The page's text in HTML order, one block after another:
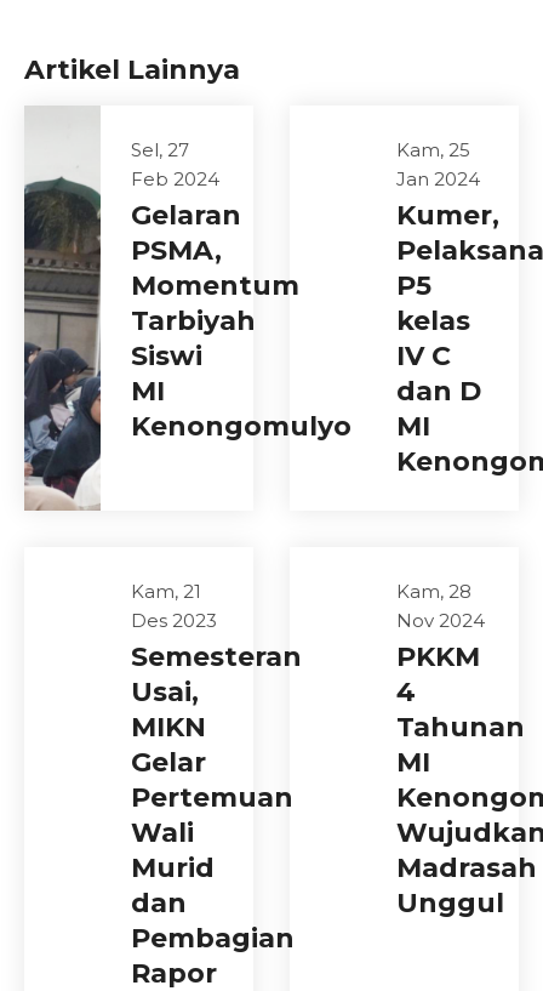
Artikel Lainnya
Sel, 27
Feb 2024
Gelaran
PSMA,
Momentum
Tarbiyah
Siswi
MI
Kenongomulyo
Kam, 25
Jan 2024
Kumer,
P5
kelas
IV C
dan D
MI
Kam, 21
Des 2023
Semesteran
Usai,
MIKN
Gelar
Pertemuan
Wali
Murid
dan
Pembagian
Rapor
Kam, 28
Nov 2024
PKKM
4
Tahunan
MI
Madrasah
Unggul